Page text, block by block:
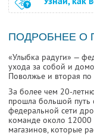
ПОДРОБНЕЕ О
«Улыбка радуги» —
ухода за собой и
Поволжье и вторая по
За более чем 20-
прошла большой путь
федеральной сети
команде около 12000
магазинов, которые